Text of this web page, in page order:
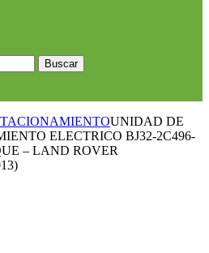
Buscar
UNIDAD DE
ELECTRICO BJ32-2C496-
– LAND ROVER